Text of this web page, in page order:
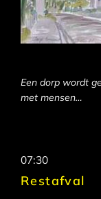
Een dorp wordt
met mensen…
07:30
Restafval